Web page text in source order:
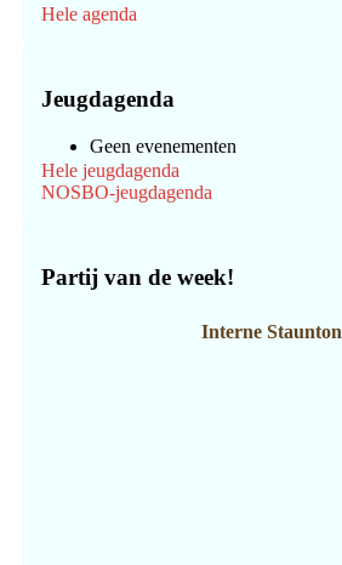
Hele agenda
Jeugdagenda
Geen evenementen
Hele jeugdagenda
NOSBO-jeugdagenda
Partij van de week!
Interne Staunton